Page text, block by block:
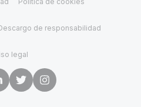
de responsabilidad
legal